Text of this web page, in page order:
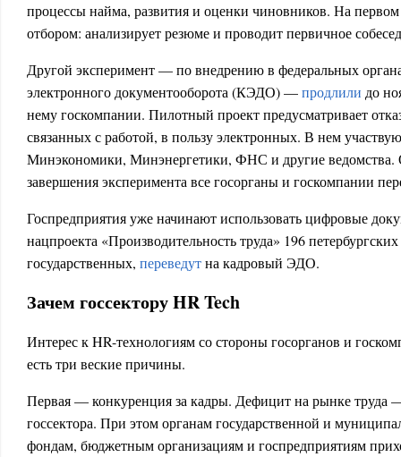
процессы найма, развития и оценки чиновников. На
отбором: анализирует резюме и проводит первичное
Другой эксперимент — по внедрению в федеральных
электронного документооборота (КЭДО) —продлили до
нему госкомпании. Пилотный проект предусматривает
связанных с работой, в пользу электронных. В нем
Минэкономики, Минэнергетики, ФНС и другие ведомства.
завершения эксперимента все госорганы и госкомпании
Госпредприятия уже начинают использовать цифровые
нацпроекта «Производительность труда» 196
государственных, переведутна кадровый ЭДО.
Зачем госсектору HR Tech
Интерес к HR-технологиям со стороны госорганов и
есть три веские причины.
Первая — конкуренция за кадры. Дефицит на рынке труда
госсектора. При этом органам государственной и
фондам, бюджетным организациям и госпредприятиям